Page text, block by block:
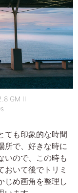
GM II
ても印象的な時間
所で、好きな時に
いので、この時も
おいて後でトリミ
じめ画角を整理し